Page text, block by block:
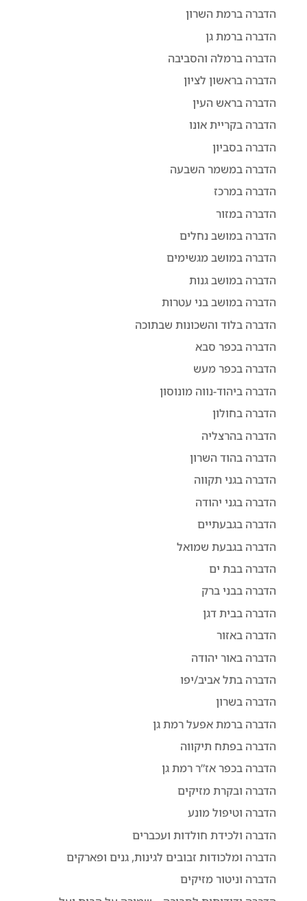
הדברה ברמת השרון
הדברה ברמת גן
הדברה ברמלה והסביבה
הדברה בראשון לציון
הדברה בראש העין
הדברה בקריית אונו
הדברה בסביון
הדברה במשמר השבעה
הדברה במרכז
הדברה במזור
הדברה במושב נחלים
הדברה במושב מגשימים
הדברה במושב גנות
הדברה במושב בני עטרות
הדברה בלוד והשכונות שבתוכה
הדברה בכפר סבא
הדברה בכפר מעש
הדברה ביהוד-נווה מונוסון
הדברה בחולון
הדברה בהרצליה
הדברה בהוד השרון
הדברה בגני תקווה
הדברה בגני יהודה
הדברה בגבעתיים
הדברה בגבעת שמואל
הדברה בבת ים
הדברה בבני ברק
הדברה בבית דגן
הדברה באזור
הדברה באור יהודה
הדברה בתל אביב/יפו
הדברה בשרון
הדברה ברמת אפעל רמת גן
הדברה בפתח תיקווה
הדברה בכפר אז”ר רמת גן
הדברה ובקרת מזיקים
הדברה וטיפול מונע
הדברה ולכידת חולדות ועכברים
הדברה ומלכודות זבובים לגינות, גנים ופארקים
הדברה וניטור מזיקים